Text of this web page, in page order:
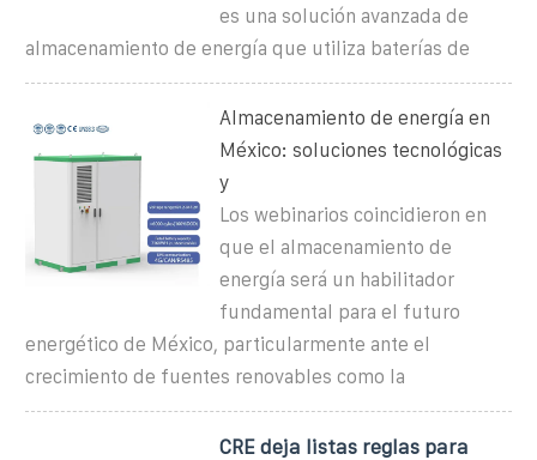
es una solución avanzada de
almacenamiento de energía que utiliza baterías de
Almacenamiento de energía en
México: soluciones tecnológicas
y
Los webinarios coincidieron en
que el almacenamiento de
energía será un habilitador
fundamental para el futuro
energético de México, particularmente ante el
crecimiento de fuentes renovables como la
CRE deja listas reglas para